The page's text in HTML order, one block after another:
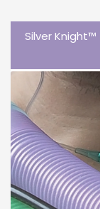
Silver Knight™